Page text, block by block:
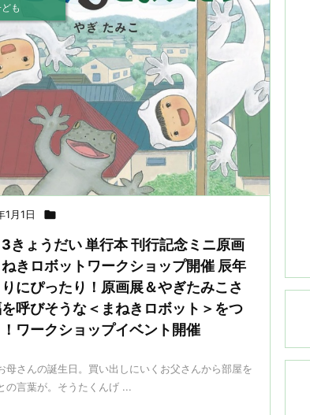
1月1日 
も
きょうだい 単行本 刊行記念ミニ原画
きロボットワークショップ開催 辰年
にぴったり！原画展＆やぎたみこさ
呼びそうな＜まねきロボット＞をつ
！ワークショップイベント開催
母さんの誕生日。買い出しにいくお父さんから部屋を
の言葉が。そうたくんげ ...